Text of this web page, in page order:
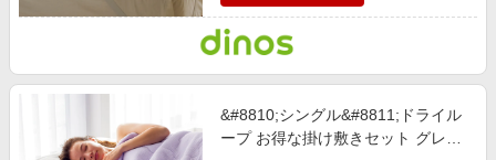
&#8810;シングル&#8811;ドライル
ープ お得な掛け敷きセット グレー